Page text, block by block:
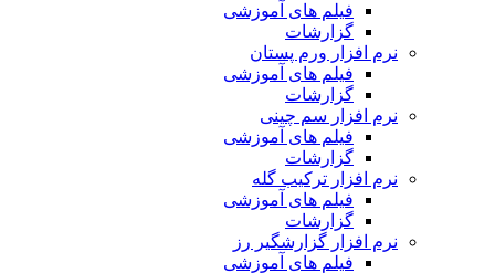
فیلم های آموزشی
گزارشات
نرم افزار ورم پستان
فیلم های آموزشی
گزارشات
نرم افزار سم چینی
فیلم های آموزشی
گزارشات
نرم افزار ترکیب گله
فیلم های آموزشی
گزارشات
نرم افزار گزارشگیر رز
فیلم های آموزشی